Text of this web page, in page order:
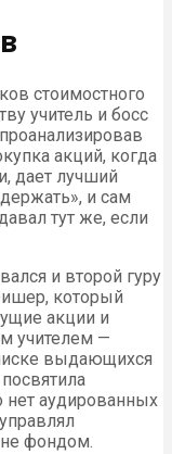
стоимостного
учитель и босс
акций, когда
дает лучший
держать», и сам
тут же, если
и второй гуру
который
акции и
учителем —
выдающихся
нет аудированных
фондом.